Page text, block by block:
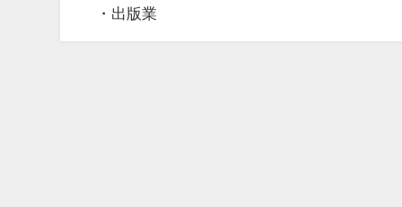
・出版業